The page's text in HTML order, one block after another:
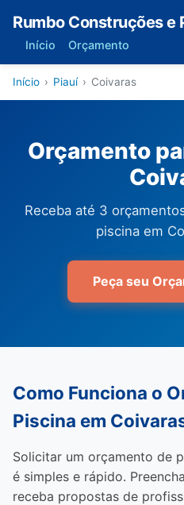
Rumbo Construções e
Início Orçamento
Início › Piauí › Coivaras
Orçamento
Receba até 3
piscina em
Peça seu
Como Funciona o
Piscina em
Solicitar um orçamento de
é simples e rápido.
receba propostas de